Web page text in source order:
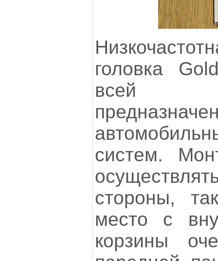
головка
всей
систем.
стороны,
место с
корзины